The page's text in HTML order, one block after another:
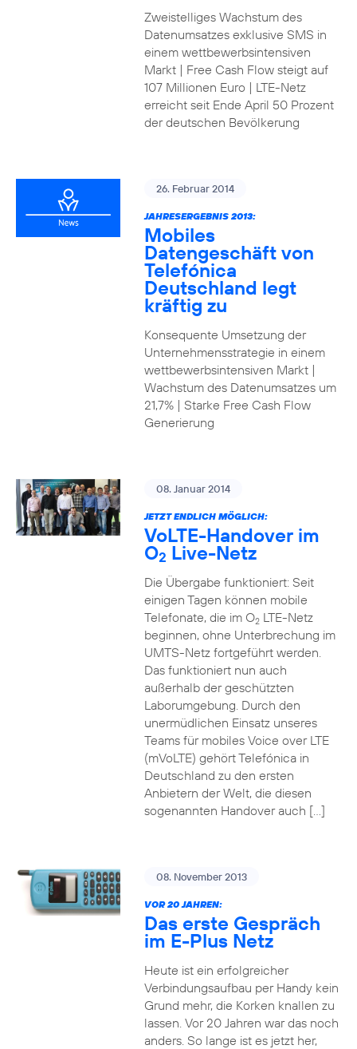
Zweistelliges Wachstum des
Datenumsatzes exklusive SMS in
einem wettbewerbsintensiven
Markt | Free Cash Flow steigt auf
107 Millionen Euro | LTE-Netz
erreicht seit Ende April 50 Prozent
der deutschen Bevölkerung
26. Februar 2014
JAHRESERGEBNIS 2013:
Mobiles
Datengeschäft von
Telefónica
Deutschland legt
kräftig zu
Konsequente Umsetzung der
Unternehmensstrategie in einem
wettbewerbsintensiven Markt |
Wachstum des Datenumsatzes um
21,7% | Starke Free Cash Flow
Generierung
08. Januar 2014
JETZT ENDLICH MÖGLICH:
VoLTE-Handover im
O2 Live-Netz
Die Übergabe funktioniert: Seit
einigen Tagen können mobile
Telefonate, die im O2LTE-Netz
beginnen, ohne Unterbrechung im
UMTS-Netz fortgeführt werden.
Das funktioniert nun auch
außerhalb der geschützten
Laborumgebung. Durch den
unermüdlichen Einsatz unseres
Teams für mobiles Voice over LTE
(mVoLTE) gehört Telefónica in
Deutschland zu den ersten
Anbietern der Welt, die diesen
sogenannten Handover auch […]
08. November 2013
VOR 20 JAHREN:
Das erste Gespräch
im E-Plus Netz
Heute ist ein erfolgreicher
Verbindungsaufbau per Handy kein
Grund mehr, die Korken knallen zu
lassen. Vor 20 Jahren war das noch
anders. So lange ist es jetzt her,